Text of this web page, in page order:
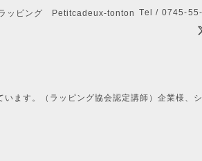
ッピング Petitcadeux-tonton Tel / 0745-
ます。（ラッピング協会認定講師）企業様、